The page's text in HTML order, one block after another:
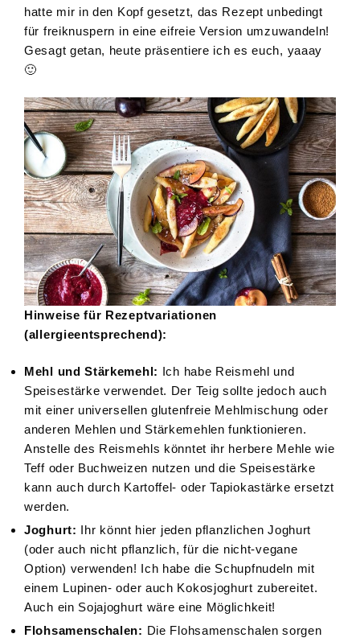
hatte mir in den Kopf gesetzt, das Rezept unbedingt
für freiknuspern in eine eifreie Version umzuwandeln!
Gesagt getan, heute präsentiere ich es euch, yaaay
🙂
Hinweise für Rezeptvariationen
(allergieentsprechend):
Mehl und Stärkemehl: Ich habe Reismehl und
Speisestärke verwendet. Der Teig sollte jedoch auch
mit einer universellen glutenfreie Mehlmischung oder
anderen Mehlen und Stärkemehlen funktionieren.
Anstelle des Reismehls könntet ihr herbere Mehle wie
Teff oder Buchweizen nutzen und die Speisestärke
kann auch durch Kartoffel- oder Tapiokastärke ersetzt
werden.
Joghurt: Ihr könnt hier jeden pflanzlichen Joghurt
(oder auch nicht pflanzlich, für die nicht-vegane
Option) verwenden! Ich habe die Schupfnudeln mit
einem Lupinen- oder auch Kokosjoghurt zubereitet.
Auch ein Sojajoghurt wäre eine Möglichkeit!
Flohsamenschalen: Die Flohsamenschalen sorgen